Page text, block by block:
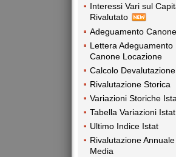
Interessi Vari sul
Rivalutato
Adeguamento Canone
Lettera Adeguamento
Canone Locazione
Calcolo Devalutazione
Rivalutazione Storica
Variazioni Storiche
Tabella Variazioni Istat
Ultimo Indice Istat
Rivalutazione Annuale
Media